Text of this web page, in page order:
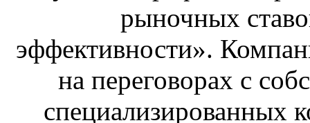
рыночных
эффективности».
на переговорах с
специализированных